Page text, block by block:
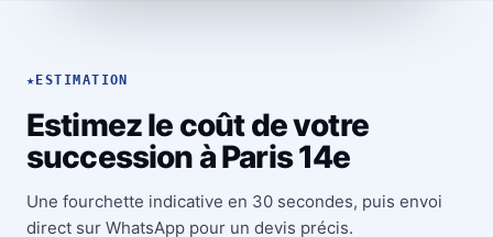
★ ESTIMATION
Estimez le coût de votre
succession à Paris 14e
Une fourchette indicative en 30 secondes, puis envoi
direct sur WhatsApp pour un devis précis.